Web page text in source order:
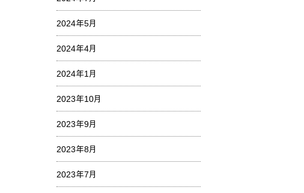
2024年5月
2024年4月
2024年1月
2023年10月
2023年9月
2023年8月
2023年7月